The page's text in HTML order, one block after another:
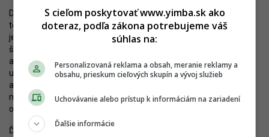
Do prvej polovice roka 2023 (so spustením výstavby v polovici
tohto roka) by tak mohli v prvej etape pribudnúť prvé nájomné
jednotky vo forme malometrážnych (väčšinou dvojizbových)
štartovacích apartmánov s podmienkami komunitný coworking
a prácu z domu. Jednotky budú zariadené a v objekte bude
umiestnená recepcia, coworkingový priestor, práčovňa
a obchodné priestory. Umiestnených tu bude 88 parkovacích
miest. Výstavba, príp. odovzdanie Ružinovu však bude závisieť aj
od agility mestskej časti.
Ďalším problémom je
S cieľom poskytovať www.yimba.sk ako
doteraz, podľa zákona potrebujeme váš
súhlas na:
Personalizovaná reklama a obsah, meranie reklamy a
obsahu, prieskum cieľových skupín a vývoj služieb
Uchovávanie alebo prístup k informáciám na zariadení
Ďalšie informácie